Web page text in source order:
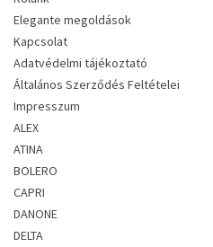
Elegante megoldások
Kapcsolat
Adatvédelmi tájékoztató
Általános Szerződés Feltételei
Impresszum
ALEX
ATINA
BOLERO
CAPRI
DANONE
DELTA